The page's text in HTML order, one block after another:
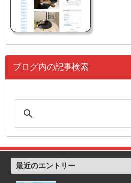
ブログ内の記事検索
最近のエントリー